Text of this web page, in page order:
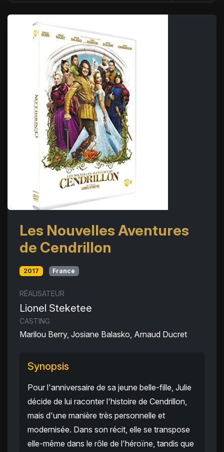
Les Nouvelles Aventures
de Cendrillon
2017 France
RÉALISATEUR
Lionel Steketee
CASTING
Marilou Berry, Josiane Balasko, Arnaud Ducret
Synopsis
Pour l'anniversaire de sa jeune belle-fille, Julie
décide de lui raconter l'histoire de Cendrillon,
mais d'une manière très personnelle et
modernisée. Dans son récit, elle se transpose
elle-même dans le rôle de l'héroïne, tandis que